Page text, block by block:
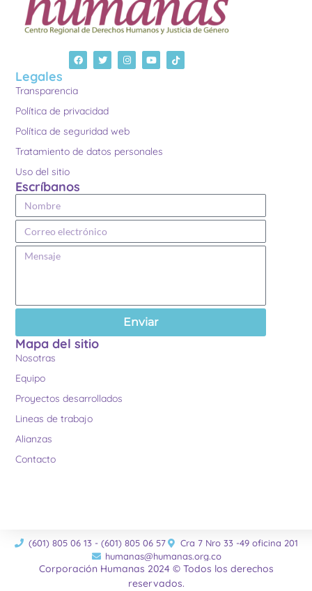
Legales
Transparencia
Política de privacidad
Política de seguridad web
Tratamiento de datos personales
Uso del sitio
Escríbanos
Enviar
Mapa del sitio
Nosotras
Equipo
Proyectos desarrollados
Lineas de trabajo
Alianzas
Contacto
(601) 805 06 13 - (601) 805 06 57
Cra 7 Nro 33 -49 oficina 201
humanas@humanas.org.co
Corporación Humanas 2024 © Todos los derechos
reservados.